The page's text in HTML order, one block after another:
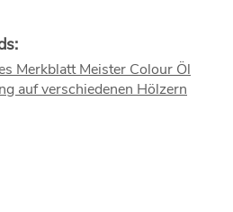
Merkblatt Meister Colour Öl
auf verschiedenen Hölzern